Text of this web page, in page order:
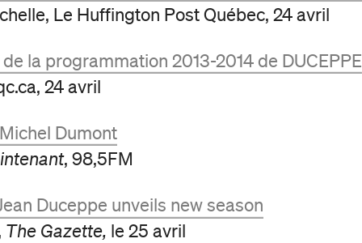
Le Huffington Post Québec, 24 avril
la programmation 2013-2014 de DUCEPPE
24 avril
Dumont
, 98,5FM
Duceppe unveils new season
The Gazette, le 25 avril